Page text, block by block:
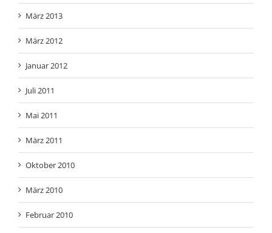
März 2013
März 2012
Januar 2012
Juli 2011
Mai 2011
März 2011
Oktober 2010
März 2010
Februar 2010